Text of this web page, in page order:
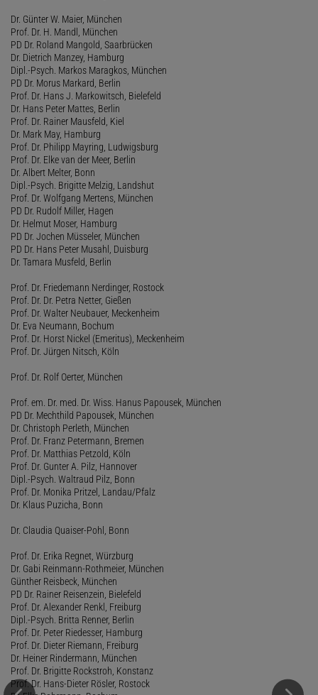
Dr. Günter W. Maier, München
Prof. Dr. H. Mandl, München
PD Dr. Roland Mangold, Saarbrücken
Dr. Dietrich Manzey, Hamburg
Dipl.-Psych. Markos Maragkos, München
PD Dr. Morus Markard, Berlin
Prof. Dr. Hans J. Markowitsch, Bielefeld
Dr. Hans Peter Mattes, Berlin
Prof. Dr. Rainer Mausfeld, Kiel
Dr. Mark May, Hamburg
Prof. Dr. Philipp Mayring, Ludwigsburg
Prof. Dr. Elke van der Meer, Berlin
Dr. Albert Melter, Bonn
Dipl.-Psych. Brigitte Melzig, Landshut
Prof. Dr. Wolfgang Mertens, München
PD Dr. Rudolf Miller, Hagen
Dr. Helmut Moser, Hamburg
PD Dr. Jochen Müsseler, München
PD Dr. Hans Peter Musahl, Duisburg
Dr. Tamara Musfeld, Berlin
Prof. Dr. Friedemann Nerdinger, Rostock
Prof. Dr. Dr. Petra Netter, Gießen
Prof. Dr. Walter Neubauer, Meckenheim
Dr. Eva Neumann, Bochum
Prof. Dr. Horst Nickel (Emeritus), Meckenheim
Prof. Dr. Jürgen Nitsch, Köln
Prof. Dr. Rolf Oerter, München
Prof. em. Dr. med. Dr. Wiss. Hanus Papousek, München
PD Dr. Mechthild Papousek, München
Dr. Christoph Perleth, München
Prof. Dr. Franz Petermann, Bremen
Prof. Dr. Matthias Petzold, Köln
Prof. Dr. Gunter A. Pilz, Hannover
Dipl.-Psych. Waltraud Pilz, Bonn
Prof. Dr. Monika Pritzel, Landau/Pfalz
Dr. Klaus Puzicha, Bonn
Dr. Claudia Quaiser-Pohl, Bonn
Prof. Dr. Erika Regnet, Würzburg
Dr. Gabi Reinmann-Rothmeier, München
Günther Reisbeck, München
PD Dr. Rainer Reisenzein, Bielefeld
Prof. Dr. Alexander Renkl, Freiburg
Dipl.-Psych. Britta Renner, Berlin
Prof. Dr. Peter Riedesser, Hamburg
Prof. Dr. Dieter Riemann, Freiburg
Dr. Heiner Rindermann, München
Prof. Dr. Brigitte Rockstroh, Konstanz
Prof. Dr. Hans-Dieter Rösler, Rostock